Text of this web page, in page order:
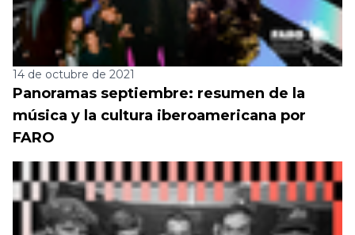
14 de octubre de 2021
Panoramas septiembre: resumen de la
música y la cultura iberoamericana por
FARO